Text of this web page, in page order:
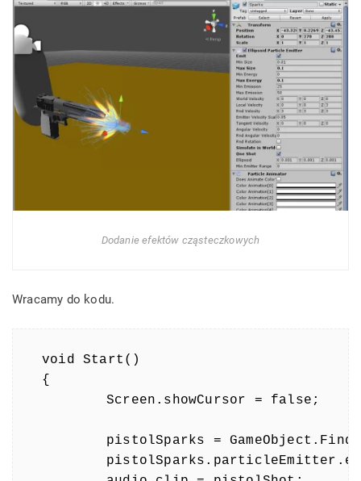
Dodanie efektów cząsteczkowych
Wracamy do kodu.
void Start()
{